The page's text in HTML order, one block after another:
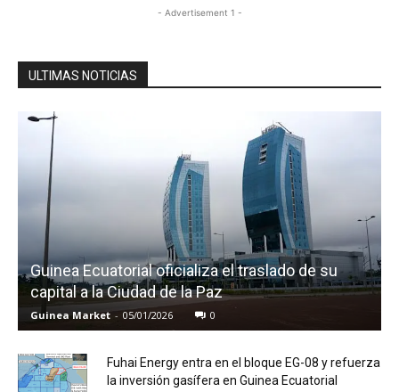
- Advertisement 1 -
ULTIMAS NOTICIAS
Guinea Ecuatorial oficializa el traslado de su
capital a la Ciudad de la Paz
Guinea Market - 05/01/2026 0
Fuhai Energy entra en el bloque EG-08 y refuerza
la inversión gasífera en Guinea Ecuatorial